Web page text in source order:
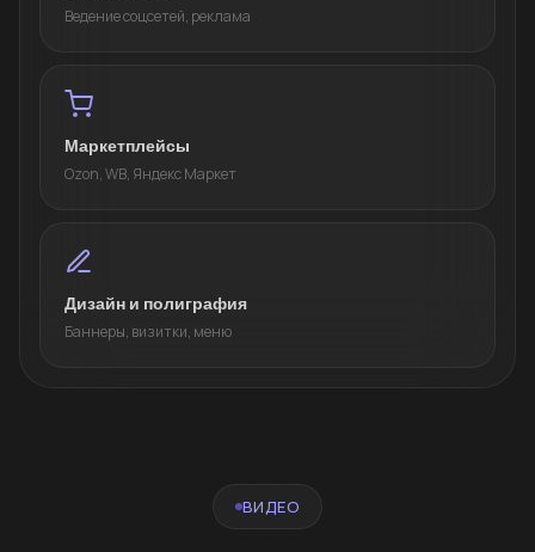
Ведение соцсетей, реклама
Маркетплейсы
Ozon, WB, Яндекс Маркет
Дизайн и полиграфия
Баннеры, визитки, меню
ВИДЕО